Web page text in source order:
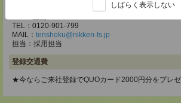
しばらく表示しない
神奈川県横浜市保土ケ谷区神戸町134 横浜ビジネ
TEL：0120-901-799
MAIL： tenshoku@nikken-ts.jp
担当：採用担当
登録交通費
★今ならご来社登録でQUOカード2000円分をプレ